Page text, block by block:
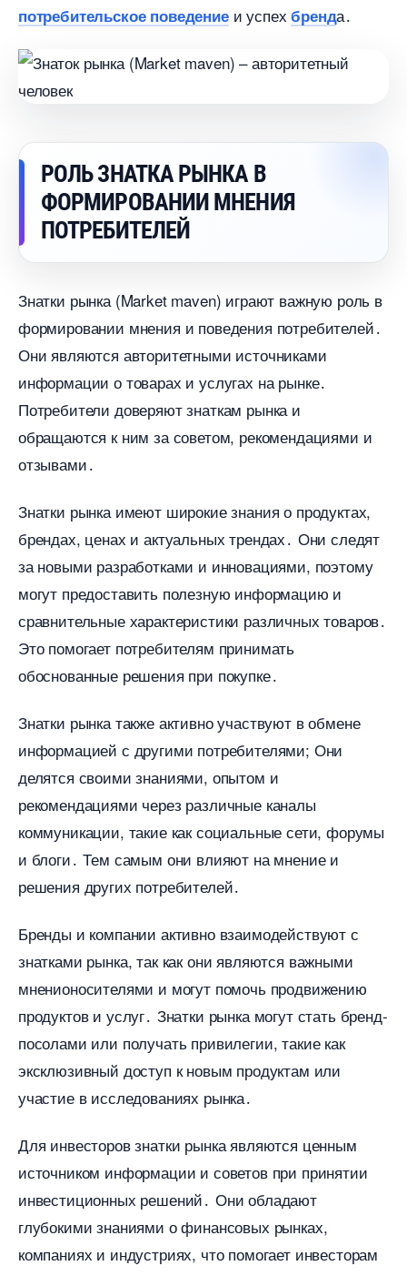
потребительское поведениеи успехренда․
РОЛЬ ЗНАТКА РЫНКА
ФОРМИРОВАНИИ МНЕНИЯ
ПОТРЕБИТЕЛЕЙ
Знатки рынка (Market maven) играют важную роль
формировании мнения и поведения потребителей․
Они являются авторитетными источниками
информации о товарах и услугах на рынке․
Потребители доверяют знаткам рынка и
обращаются к ним за советом, рекомендациями и
отзывами․
Знатки рынка имеют широкие знания о продуктах,
рендах, ценах и актуальных трендах․ Они следят
за новыми разработками и инновациями, поэтому
могут предоставить полезную информацию и
сравнительные характеристики различных товаров․
Это помогает потребителям принимать
обоснованные решения при покупке․
Знатки рынка также активно участвуют в обмене
информацией с другими потребителями; Они
делятся своими знаниями, опытом и
рекомендациями через различные каналы
коммуникации, такие как социальные сети, форумы
и блоги․ Тем самым они влияют на мнение и
решения других потребителей․
Бренды и компании активно взаимодействуют с
знатками рынка, так как они являются важными
мненионосителями и могут помочь продвижению
продуктов и услуг․ Знатки рынка могут стать бренд-
посолами или получать привилегии, такие как
эксклюзивный доступ к новым продуктам или
участие в исследованиях рынка․
Для инвесторов знатки рынка являются ценным
источником информации и советов при принятии
инвестиционных решений․ Они обладают
лубокими знаниями о финансовых рынках,
компаниях и индустриях, что помогает инвесторам